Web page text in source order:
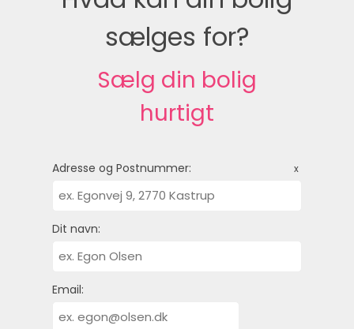
sælges for?
Sælg din bolig
hurtigt
Adresse og Postnummer: x
Dit navn:
Email: